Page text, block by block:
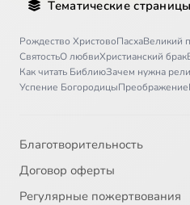
36
Тематические
Рождество ХристовоПасхаВеликий
СвятостьО любвиХристианский брак
Как читать БиблиюЗачем нужна
Успение БогородицыПреображение
Благотворительность
Договор оферты
Регулярные пожертвования